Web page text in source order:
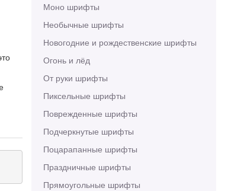
Моно шрифты
Необычные шрифты
Новогодние и рождественские шрифты
Огонь и лёд
От руки шрифты
Пиксельные шрифты
Поврежденные шрифты
Подчеркнутые шрифты
Поцарапанные шрифты
Праздничные шрифты
Прямоугольные шрифты